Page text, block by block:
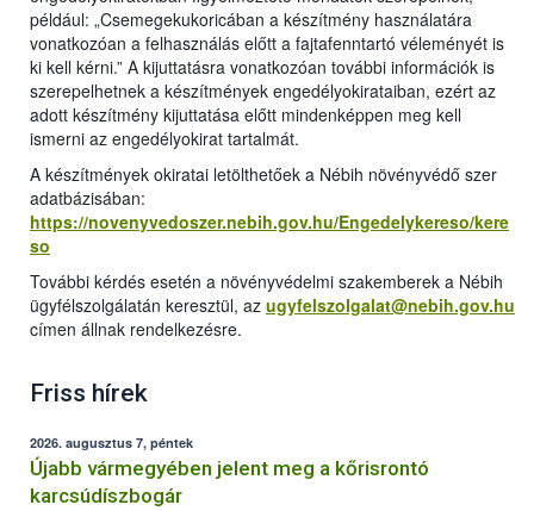
például: „Csemegekukoricában a készítmény használatára
vonatkozóan a felhasználás előtt a fajtafenntartó véleményét is
ki kell kérni.” A kijuttatásra vonatkozóan további információk is
szerepelhetnek a készítmények engedélyokirataiban, ezért az
adott készítmény kijuttatása előtt mindenképpen meg kell
ismerni az engedélyokirat tartalmát.
A készítmények okiratai letölthetőek a Nébih növényvédő szer
adatbázisában:
https://novenyvedoszer.nebih.gov.hu/Engedelykereso/kere
so
További kérdés esetén a növényvédelmi szakemberek a Nébih
ügyfélszolgálatán keresztül, az ugyfelszolgalat@nebih.gov.hu
címen állnak rendelkezésre.
Friss hírek
2026. augusztus 7, péntek
Újabb vármegyében jelent meg a kőrisrontó
karcsúdíszbogár